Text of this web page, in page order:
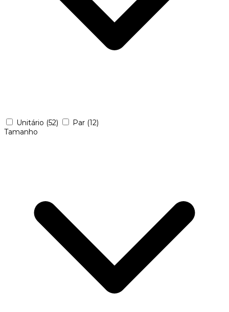
Unitário (52) Par (12)
Tamanho